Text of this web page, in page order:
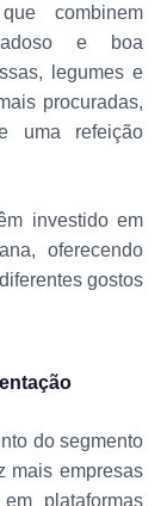
combinem
e boa
legumes e
procuradas,
uma refeição
investido em
oferecendo
gostos
do segmento
mais empresas
plataformas